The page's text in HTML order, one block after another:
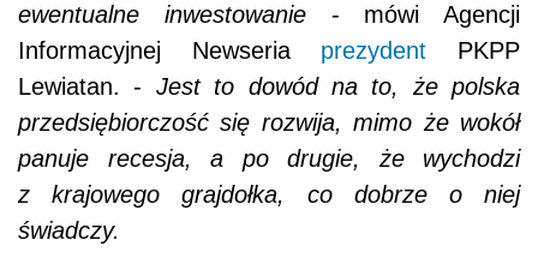
ewentualne inwestowanie- mówi Agencji
Informacyjnej Newseria prezydent PKPP
Lewiatan. - Jest to dowód na to, że polska
przedsiębiorczość się rozwija, mimo że wokół
panuje recesja, a po drugie, że wychodzi
z krajowego grajdołka, co dobrze o niej
świadczy.